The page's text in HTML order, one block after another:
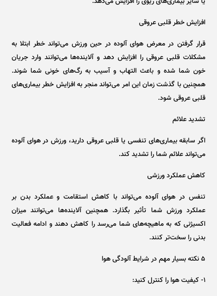
افزایش خطر قلبی عروقی
قرار گرفتن در معرض هوای آلوده در حین ورزش می‌تواند خطر ابتلا به
مشکلات قلبی عروقی را افزایش دهد و آلاینده‌ها می‌توانند وارد جریان
خون شما شده و باعث التهاب و آسیب به رگ‌های خونی شما شوند.
همچنین با گذشت زمان این امر می‌تواند منجر به افزایش خطر بیماری‌های
قلبی عروقی شود.
تشدید علائم
اگر سابقه بیماری‌های تنفسی یا قلبی عروقی دارید، ورزش در هوای آلوده
می‌تواند علائم شما را تشدید کند.
کاهش عملکرد ورزشی
تنفس در هوای آلوده می‌تواند با کاهش استقامت و عملکرد بدن بر
عملکرد ورزش شما تأثیر بگذارد. همچنین آلاینده‌ها می‌توانند میزان
اکسیژنی که به ماهیچه‌های شما می‌رسد را کاهش دهند و ادامه فعالیت
بدنی را سخت‌تر کنند.
۵ نکته بسیار مهم در شرایط آلودگی هوا
۱- کیفیت هوا را کنترل کنید: